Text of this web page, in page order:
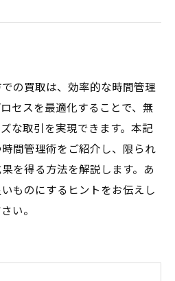
の買取は、効率的な時間管理
セスを最適化することで、無
な取引を実現できます。本記
間管理術をご紹介し、限られ
を得る方法を解説します。あ
ものにするヒントをお伝えし
い。